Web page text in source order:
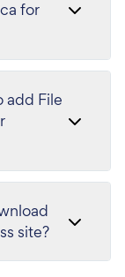
for
add File
site?